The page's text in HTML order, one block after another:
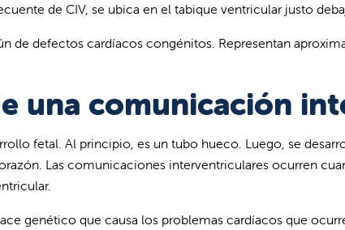
de CIV, se ubica en el tabique ventricular justo
de defectos cardíacos congénitos. Representan
una comunicación
fetal. Al principio, es un tubo hueco. Luego, se
Las comunicaciones interventriculares ocurren
genético que causa los problemas cardíacos que